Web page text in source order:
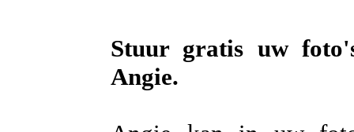
Stuur gratis uw
Angie.